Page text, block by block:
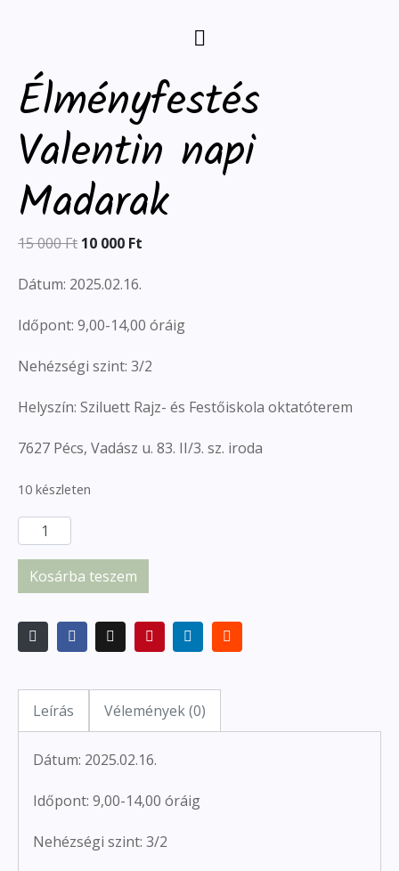
Élményfestés
Valentin napi
Madarak
15 000Ft 10 000 Ft
Dátum: 2025.02.16.
Időpont: 9,00-14,00 óráig
Nehézségi szint: 3/2
Helyszín: Sziluett Rajz- és Festőiskola oktatóterem
7627 Pécs, Vadász u. 83. II/3. sz. iroda
10 készleten
Kosárba teszem
Leírás Vélemények (0)
Dátum: 2025.02.16.
Időpont: 9,00-14,00 óráig
Nehézségi szint: 3/2